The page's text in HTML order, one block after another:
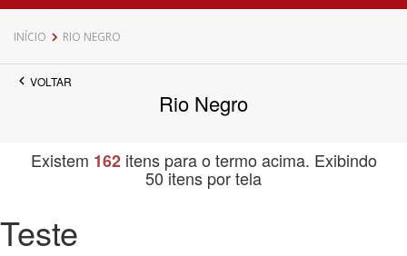
Data do Documento
INÍCIO RIO NEGRO
VOLTAR
Rio Negro
Existem 162itens para o termo acima. Exibindo
50 itens por tela
Teste